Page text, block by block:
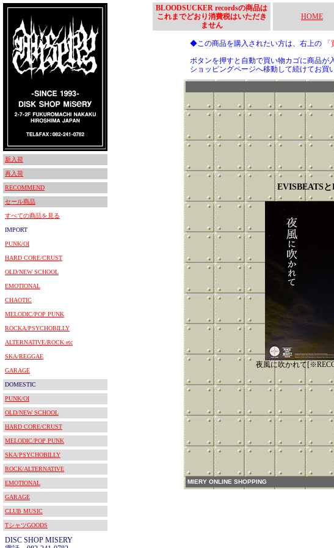
新入荷
再入荷
RECOMMEND
セール商品
すべての商品を見る
IMPORT
PUNK/OI
HARD CORE/CRUST
OLD/NEW SCHOOL
EMOTIONAL
CHAOTIC
MELODIC/POP PUNK
ROCKA/PSYCHOBILLY
ALTERNATIVE/ROCK etc
SKA/REGGAE
GARAGE
DOMESTIC
PUNK/OI
OLD/NEW SCHOOL
HARD CORE/CRUST
MELODIC/POP PUNK
SKA/PSYCHOBILLY
ROCK/ALTERNATIVE
EMOTIONAL
GARAGE
CLUB MUSIC
TシャツGOODS
DISC SHOP MISERY
BLOODSUCKER recordsの商品は
これまでどおり消費税はいただき
ません
HOME
◆この商品を購入されたい方は、右上の
ボタンを押すと自動で買い物カゴに商品が
ショッピングページへ移動して続けてお買
EVISBEATS
夜風に吹かれて
MIERY ONLINE SHOPPING